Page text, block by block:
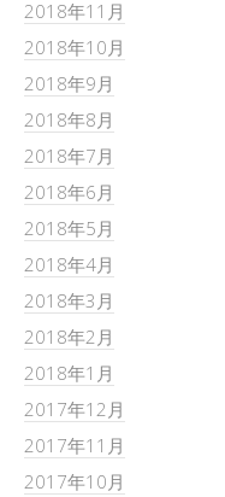
2018年11月
2018年10月
2018年9月
2018年8月
2018年7月
2018年6月
2018年5月
2018年4月
2018年3月
2018年2月
2018年1月
2017年12月
2017年11月
2017年10月